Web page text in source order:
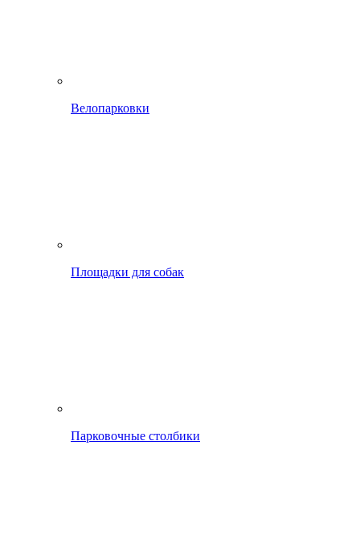
Велопарковки
Площадки для собак
Парковочные столбики